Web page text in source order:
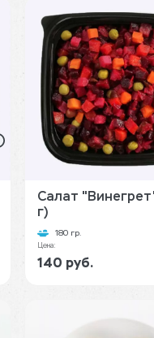
Салат
г)
180 гр.
Цена:
140 руб.